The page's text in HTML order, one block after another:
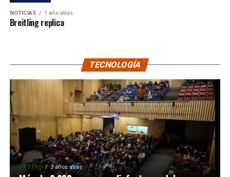
NOTICIAS 1 año atras
Breitling replica
TECNOLOGÍA
CASTRO 3 años atras